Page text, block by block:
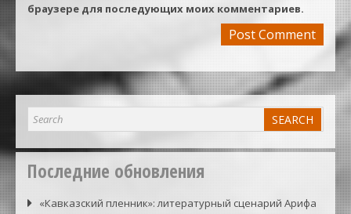
браузере для последующих моих комментариев.
Последние обновления
«Кавказский пленник»: литературный сценарий Арифа